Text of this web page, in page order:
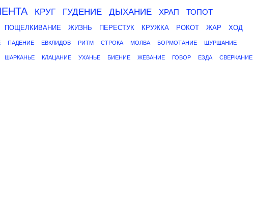
КРУГ ГУДЕНИЕ ДЫХАНИЕ ХРАП
ТОПОТ
ПОЩЕЛКИВАНИЕ ЖИЗНЬ ПЕРЕСТУК КРУЖКА РОКОТ ЖАР
ХОД
ПАДЕНИЕ ЕВКЛИДОВ РИТМ СТРОКА МОЛВА БОРМОТАНИЕ ШУРШАНИЕ
ШАРКАНЬЕ КЛАЦАНИЕ УХАНЬЕ БИЕНИЕ ЖЕВАНИЕ ГОВОР ЕЗДА СВЕРКАНИЕ